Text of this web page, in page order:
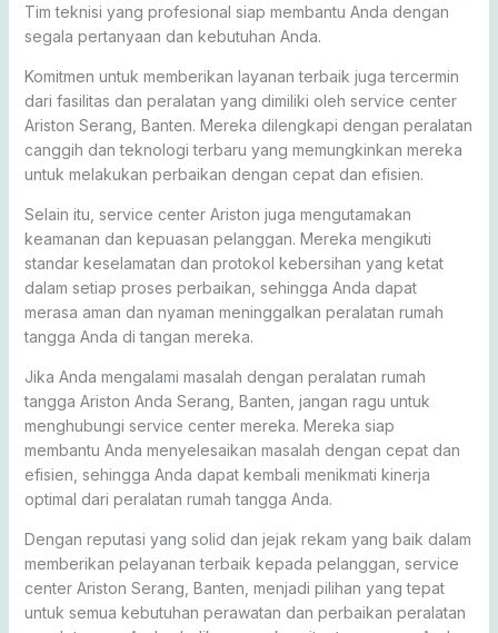
Tim teknisi yang profesional siap membantu Anda dengan
segala pertanyaan dan kebutuhan Anda.
Komitmen untuk memberikan layanan terbaik juga tercermin
dari fasilitas dan peralatan yang dimiliki oleh service center
Ariston Serang, Banten. Mereka dilengkapi dengan peralatan
canggih dan teknologi terbaru yang memungkinkan mereka
untuk melakukan perbaikan dengan cepat dan efisien.
Selain itu, service center Ariston juga mengutamakan
keamanan dan kepuasan pelanggan. Mereka mengikuti
standar keselamatan dan protokol kebersihan yang ketat
dalam setiap proses perbaikan, sehingga Anda dapat
merasa aman dan nyaman meninggalkan peralatan rumah
tangga Anda di tangan mereka.
Jika Anda mengalami masalah dengan peralatan rumah
tangga Ariston Anda Serang, Banten, jangan ragu untuk
menghubungi service center mereka. Mereka siap
membantu Anda menyelesaikan masalah dengan cepat dan
efisien, sehingga Anda dapat kembali menikmati kinerja
optimal dari peralatan rumah tangga Anda.
Dengan reputasi yang solid dan jejak rekam yang baik dalam
memberikan pelayanan terbaik kepada pelanggan, service
center Ariston Serang, Banten, menjadi pilihan yang tepat
untuk semua kebutuhan perawatan dan perbaikan peralatan